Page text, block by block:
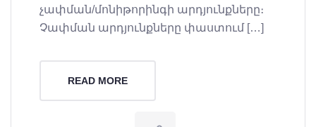
չափման/մոնիթորինգի արդյունքները։
Չափման արդյունքները փաստում […]
READ MORE